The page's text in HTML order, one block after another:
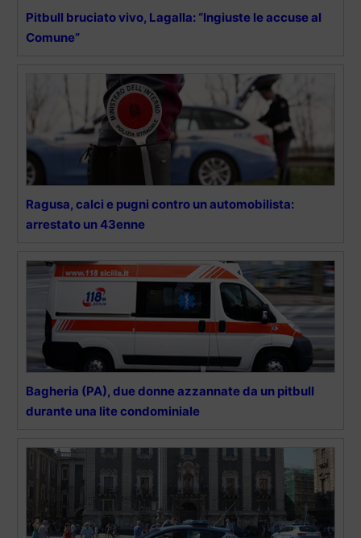
Pitbull bruciato vivo, Lagalla: “Ingiuste le accuse al
Comune”
Ragusa, calci e pugni contro un automobilista:
arrestato un 43enne
Bagheria (PA), due donne azzannate da un pitbull
durante una lite condominiale